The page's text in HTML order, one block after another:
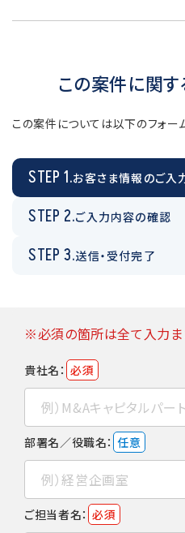
この案件に関
この案件については以下のフォー
STEP 1.お客さま情報のご入
STEP 2.ご入力内容の確認
STEP 3.送信・受付完了
※必須の箇所は全て入力ま
貴社名： 必須
部署名／役職名： 任意
ご担当者名： 必須